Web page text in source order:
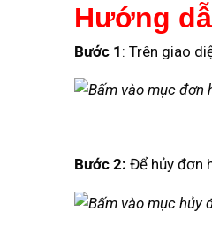
Hướng
Bước 1 : Trên giao
Bước 2: Để hủy đơn